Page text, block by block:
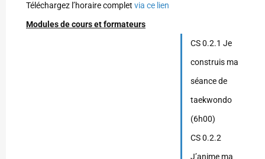
Téléchargez l’horaire complet via ce lien
Modules de cours et formateurs
CS 0.2.1 Je
construis ma
séance de
taekwondo
(6h00)
CS 0.2.2
J’anime ma